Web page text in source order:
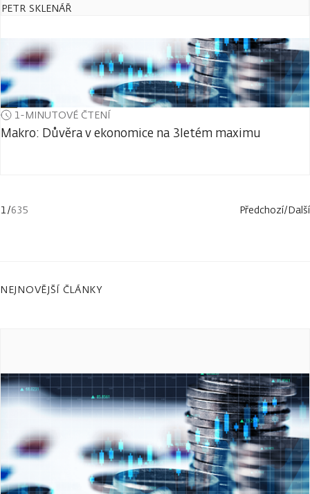
PETR SKLENÁŘ
1-MINUTOVÉ ČTENÍ
Makro: Důvěra v ekonomice na 3letém maximu
1/635 Předchozí/Další
NEJNOVĚJŠÍ ČLÁNKY